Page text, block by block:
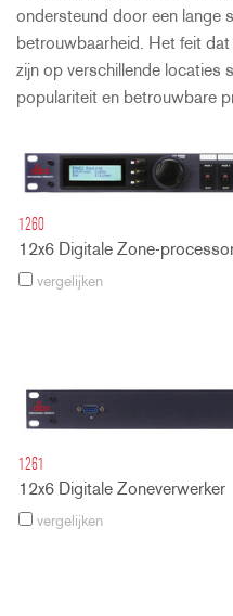
Taal/Regio
ondersteund door een lange
betrouwbaarheid. Het feit
zijn op verschillende locaties
populariteit en betrouwbare
1260
12x6 Digitale Zone-
vergelijken
1261
12x6 Digitale Zoneverwerker
vergelijken